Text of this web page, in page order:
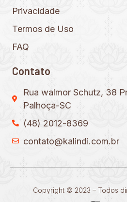
Privacidade
Termos de Uso
FAQ
Contato
Rua walmor Schutz, 38
Palhoça-SC
(48) 2012-8369
contato@kalindi.com.br
Copyright © 2023 – Todos